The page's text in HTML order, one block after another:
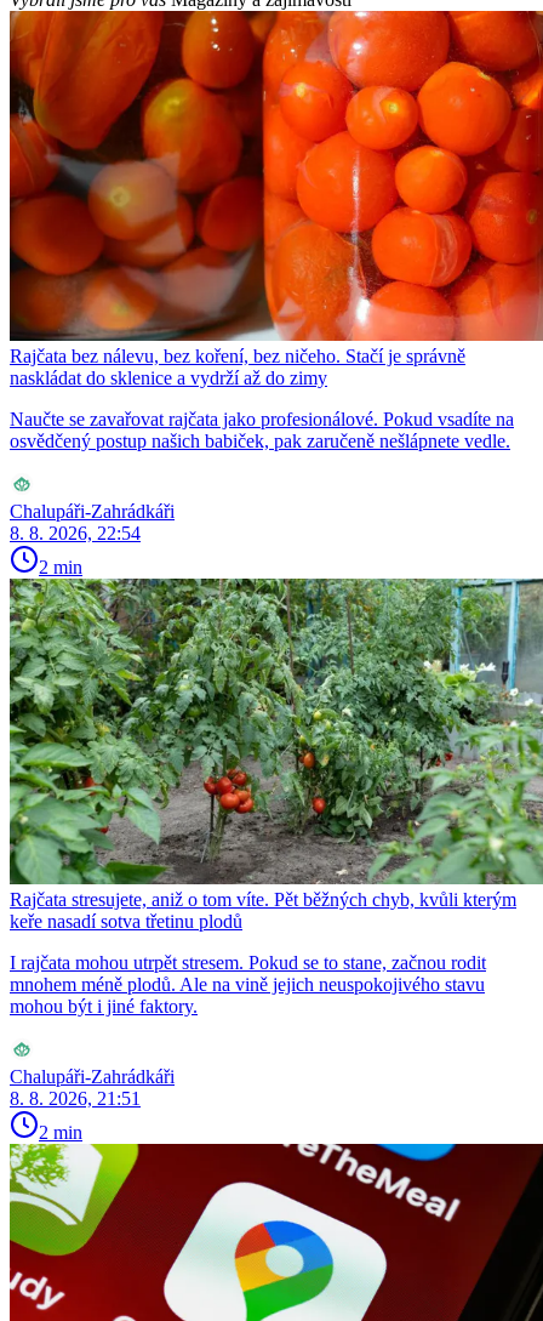
Rajčata bez nálevu, bez koření, bez ničeho. Stačí je správně
naskládat do sklenice a vydrží až do zimy
Naučte se zavařovat rajčata jako profesionálové. Pokud vsadíte na
osvědčený postup našich babiček, pak zaručeně nešlápnete vedle.
Chalupáři-Zahrádkáři
8. 8. 2026, 22:54
2 min
Rajčata stresujete, aniž o tom víte. Pět běžných chyb, kvůli kterým
keře nasadí sotva třetinu plodů
I rajčata mohou utrpět stresem. Pokud se to stane, začnou rodit
mnohem méně plodů. Ale na vině jejich neuspokojivého stavu
mohou být i jiné faktory.
Chalupáři-Zahrádkáři
8. 8. 2026, 21:51
2 min